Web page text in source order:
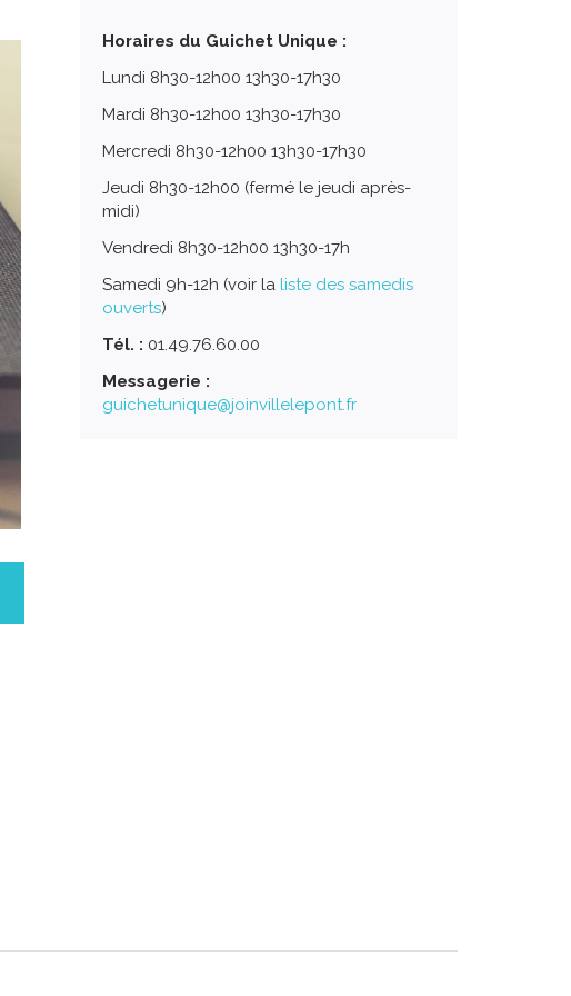
Horaires du Guichet Unique :
Lundi 8h30-12h00 13h30-17h30
Mardi 8h30-12h00 13h30-17h30
Mercredi 8h30-12h00 13h30-17h30
Jeudi 8h30-12h00 (fermé le jeudi après-
midi)
Vendredi 8h30-12h00 13h30-17h
Samedi 9h-12h (voir la liste des samedis
ouverts)
Tél. : 01.49.76.60.00
Messagerie :
guichetunique@joinvillelepont.fr